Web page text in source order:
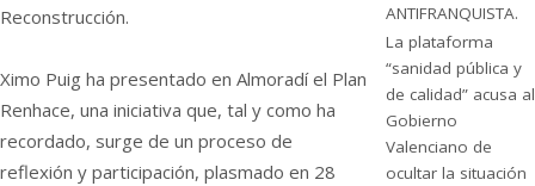
Reconstrucción.
Ximo Puig ha presentado en Almoradí el Plan
Renhace, una iniciativa que, tal y como ha
recordado, surge de un proceso de
reflexión y participación, plasmado en 28
ANTIFRANQUISTA.
La plataforma
“sanidad pública y
de calidad” acusa al
Gobierno
Valenciano de
ocultar la situación